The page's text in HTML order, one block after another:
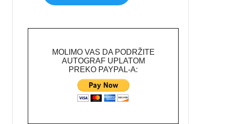
MOLIMO VAS DA PODRŽITE
AUTOGRAF UPLATOM
PREKO PAYPAL-A: